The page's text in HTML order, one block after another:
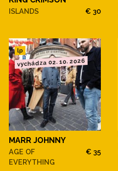
ISLANDS € 30
lp
vychádza 02. 10. 2026
MARR JOHNNY
AGE OF
EVERYTHING
€ 35